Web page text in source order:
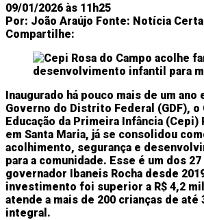
09/01/2026 às 11h25
Por: João Araújo Fonte: Notícia Certa
Compartilhe:
Inaugurado há pouco mais de um
Governo do Distrito Federal (GDF), o
Educação da Primeira Infância (Cepi)
em Santa Maria, já se consolidou
acolhimento, segurança e
para a comunidade. Esse é um dos
governador Ibaneis Rocha desde
investimento foi superior a R$ 4,2
atende a mais de 200 crianças de até
integral.